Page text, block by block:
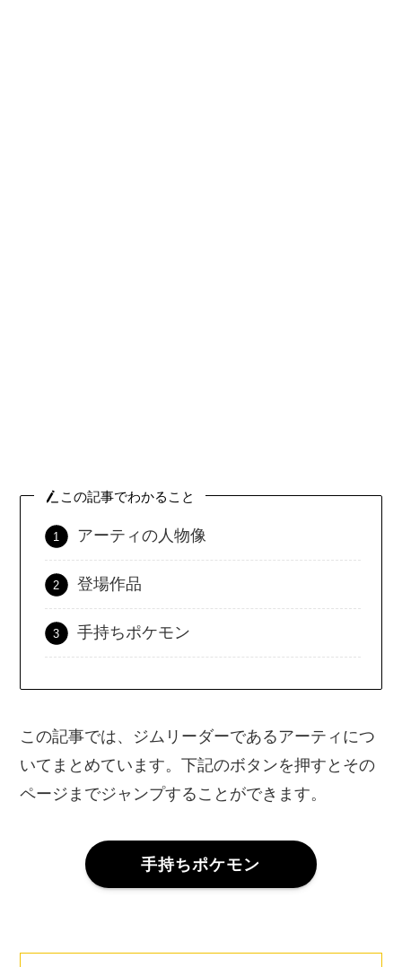
この記事でわかること
アーティの人物像
登場作品
手持ちポケモン
この記事では、ジムリーダーであるアーティにつ
いてまとめています。下記のボタンを押すとその
ページまでジャンプすることができます。
手持ちポケモン